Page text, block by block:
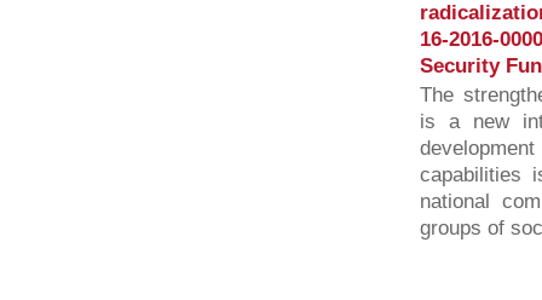
16-2016-
Security
The
is a new
capabilities
national
groups of